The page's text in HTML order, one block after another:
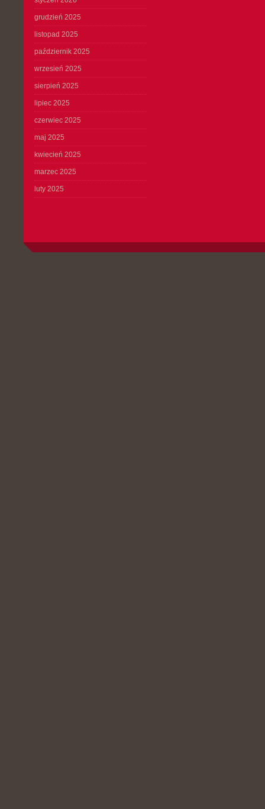
grudzień 2025
listopad 2025
październik 2025
wrzesień 2025
sierpień 2025
lipiec 2025
czerwiec 2025
maj 2025
kwiecień 2025
marzec 2025
luty 2025